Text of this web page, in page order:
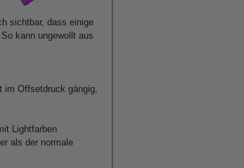
sichtbar, dass einige
kann ungewollt aus
im Offsetdruck gängig,
Lightfarben
als der normale